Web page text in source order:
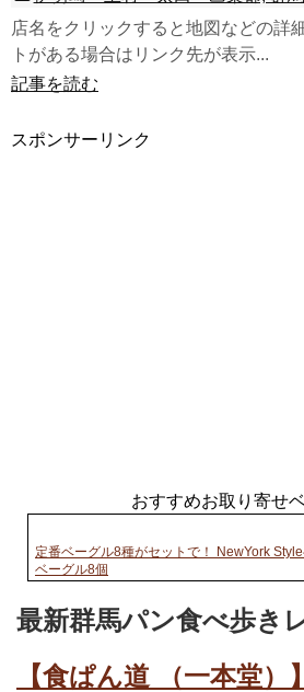
店名をクリックすると地図などの詳
トがある場合はリンク先が表示...
記事を読む
スポンサーリンク
おすすめお取り寄せ
定番ベーグル8種がセットで！ NewYork
ベーグル8個
最新群馬パン食べ歩き
【食ぱん道 （一本堂）